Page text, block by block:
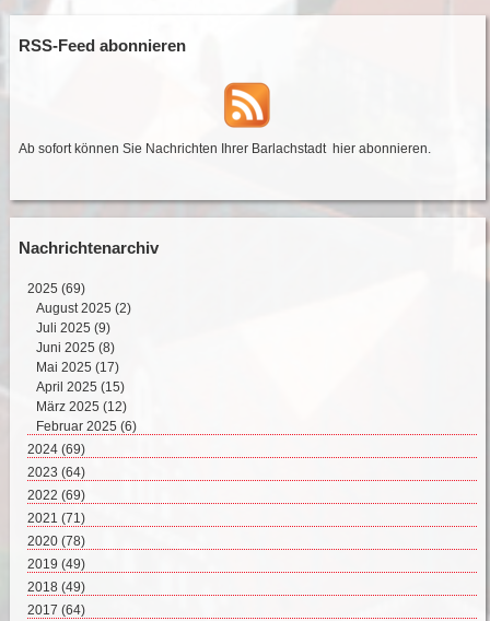
RSS-Feed abonnieren
Ab sofort können Sie Nachrichten Ihrer Barlachstadt hier abonnieren.
Nachrichtenarchiv
2025 (69)
August 2025 (2)
Juli 2025 (9)
Juni 2025 (8)
Mai 2025 (17)
April 2025 (15)
März 2025 (12)
Februar 2025 (6)
2024 (69)
Dezember 2024 (2)
November 2024 (11)
Oktober 2024 (7)
September 2024 (4)
August 2024 (4)
Juli 2024 (4)
Juni 2024 (5)
Mai 2024 (10)
2023 (64)
Dezember 2023 (2)
November 2023 (8)
Oktober 2023 (4)
September 2023 (4)
August 2023 (6)
Juli 2023 (5)
Juni 2023 (1)
2022 (69)
Dezember 2022 (8)
November 2022 (4)
Oktober 2022 (10)
September 2022 (5)
August 2022 (7)
Juli 2022 (1)
2021 (71)
Dezember 2021 (8)
November 2021 (7)
Oktober 2021 (5)
September 2021 (6)
August 2021 (2)
2020 (78)
Dezember 2020 (7)
November 2020 (9)
Oktober 2020 (6)
2019 (49)
Dezember 2019 (5)
November 2019 (3)
2018 (49)
Dezember 2018 (3)
2017 (64)